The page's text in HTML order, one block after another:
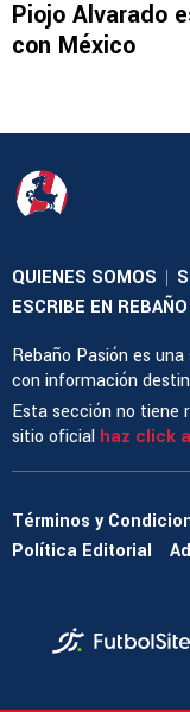
Piojo Alvarado
con México
QUIENES SOMOS |
ESCRIBE EN
Rebaño Pasión es
con información
Esta sección no tiene
sitio oficial haz click
Términos y
Política Editorial